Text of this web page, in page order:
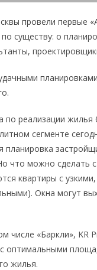
провели первые
существу: о
реализации жилья
сегменте
что можно сделать
квартиры с
Окна могут
«Баркли», KR
оптимальными
жилья.